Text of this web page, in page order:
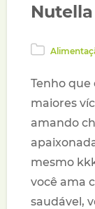
Tenho que
maiores
amando
mesmo
você ama
saudável,